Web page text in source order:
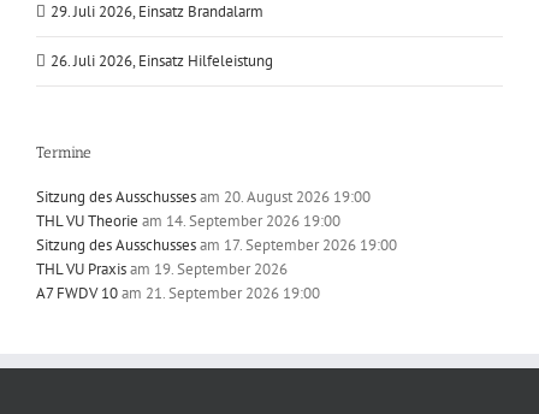
29. Juli 2026, Einsatz Brandalarm
26. Juli 2026, Einsatz Hilfeleistung
Termine
Sitzung des Ausschussesam 20. August 2026 19:00
THL VU Theorie am 14. September 2026 19:00
Sitzung des Ausschussesam 17. September 2026 19:00
THL VU Praxisam 19. September 2026
A7 FWDV 10am 21. September 2026 19:00